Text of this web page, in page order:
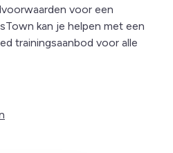
voor een
kan je helpen met een
trainingsaanbod voor alle